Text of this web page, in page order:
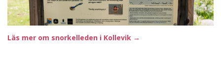
Läs mer om snorkelleden i Kollevik →